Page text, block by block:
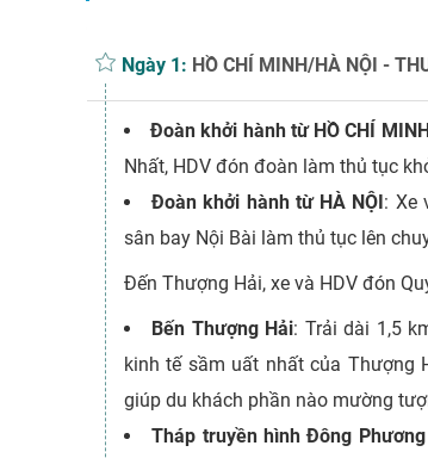
Ngày 1: HỒ CHÍ MINH/HÀ NỘI -
Đoàn khởi hành từ HỒ CHÍ
Nhất, HDV đón đoàn làm thủ tục
Đoàn khởi hành từ HÀ NỘI: Xe
sân bay Nội Bài làm thủ tục lên
Đến Thượng Hải, xe và HDV đón
Bến Thượng Hải: Trải dài 1,5
kinh tế sầm uất nhất của Thượng
giúp du khách phần nào mường
Tháp truyền hình Đông